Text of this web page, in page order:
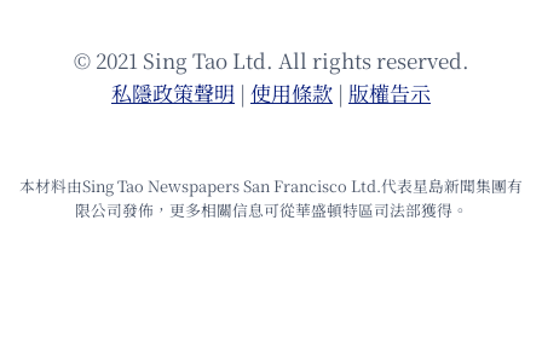
© 2021 Sing Tao Ltd. All rights reserved.
私隱政策聲明 | 使⽤條款 | 版權告⽰
本材料由Sing Tao Newspapers San Francisco Ltd.代表星島新聞集團有
限公司發佈，更多相關信息可從華盛頓特區司法部獲得。